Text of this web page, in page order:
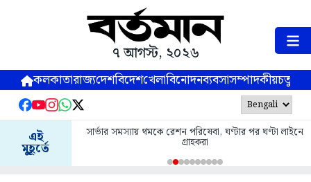
৭ আগস্ট, ২০২৬
কলকাতারাজ্যদেশবিদেশখেলাবিনোদনব্যবসাসম্পাদকীয়
এই
মুহূর্তে
সার্ভার সমস্যায় থমকে রেশন পরিষেবা, ঘণ্টার পর ঘণ্টা লাইনে
গ্রাহকরা